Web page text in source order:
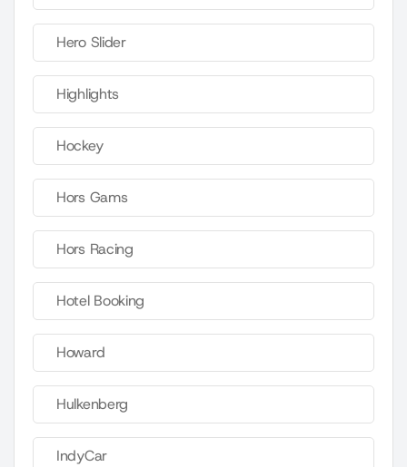
Hero Slider
Highlights
Hockey
Hors Gams
Hors Racing
Hotel Booking
Howard
Hulkenberg
IndyCar